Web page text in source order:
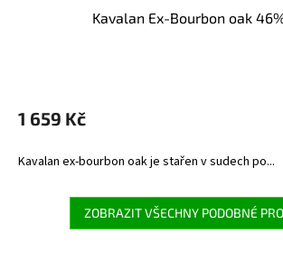
Kavalan Ex-Bourbon oak
1 659 Kč
Kavalan ex-bourbon oak je stařen v sudech po...
ZOBRAZIT VŠECHNY PODOBNÉ